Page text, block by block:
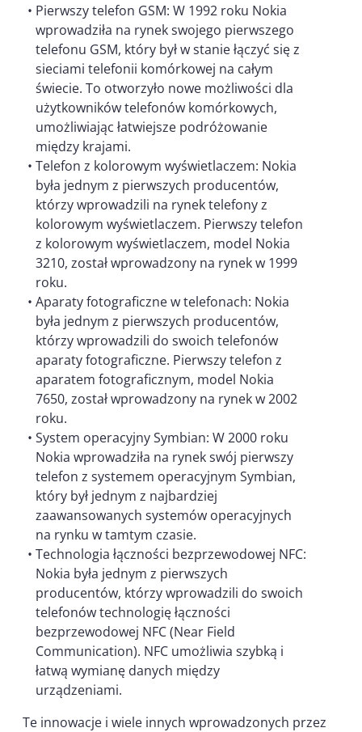
Pierwszy telefon GSM: W 1992 roku Nokia
wprowadziła na rynek swojego pierwszego
telefonu GSM, który był w stanie łączyć się z
sieciami telefonii komórkowej na całym
świecie. To otworzyło nowe możliwości dla
użytkowników telefonów komórkowych,
umożliwiając łatwiejsze podróżowanie
między krajami.
Telefon z kolorowym wyświetlaczem: Nokia
była jednym z pierwszych producentów,
którzy wprowadzili na rynek telefony z
kolorowym wyświetlaczem. Pierwszy telefon
z kolorowym wyświetlaczem, model Nokia
3210, został wprowadzony na rynek w 1999
roku.
Aparaty fotograficzne w telefonach: Nokia
była jednym z pierwszych producentów,
którzy wprowadzili do swoich telefonów
aparaty fotograficzne. Pierwszy telefon z
aparatem fotograficznym, model Nokia
7650, został wprowadzony na rynek w 2002
roku.
System operacyjny Symbian: W 2000 roku
Nokia wprowadziła na rynek swój pierwszy
telefon z systemem operacyjnym Symbian,
który był jednym z najbardziej
zaawansowanych systemów operacyjnych
na rynku w tamtym czasie.
Technologia łączności bezprzewodowej NFC:
Nokia była jednym z pierwszych
producentów, którzy wprowadzili do swoich
telefonów technologię łączności
bezprzewodowej NFC (Near Field
Communication). NFC umożliwia szybką i
łatwą wymianę danych między
urządzeniami.
Te innowacje i wiele innych wprowadzonych przez